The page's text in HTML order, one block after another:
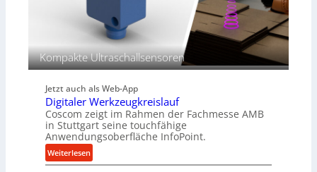
i
c
i
n
e
t
r
i
e
b
Kompakte Ultraschallsensoren
Jetzt auch als Web-App
Digitaler Werkzeugkreislauf
Coscom zeigt im Rahmen der Fachmesse AMB
in Stuttgart seine touchfähige
Anwendungsoberfläche InfoPoint.
Weiterlesen:
D